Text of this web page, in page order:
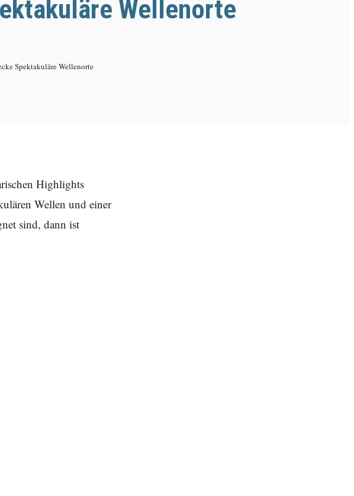
Wellenorte
Spektakuläre Wellenorte
Highlights
Wellen und einer
sind, dann ist